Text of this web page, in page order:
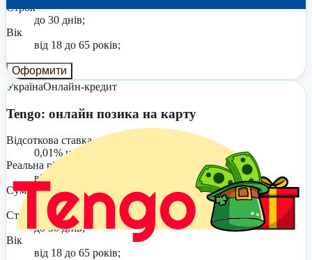
Строк
до 30 днів;
Вік
від 18 до 65 років;
Оформити
УкраїнаОнлайн-кредит
Tengo: онлайн позика на карту
Відсоткова ставка
0,01% на день;
Реальна річна ставка
від 3,65% до 4545%;
Сума
до 20 000 грн;
Строк
до 30 днів;
Вік
від 18 до 65 років;